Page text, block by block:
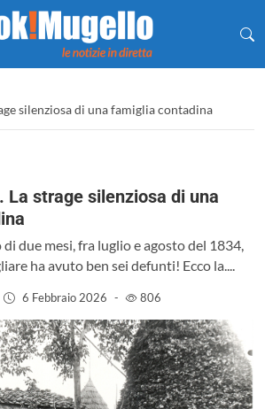
silenziosa di una famiglia contadina
La strage silenziosa di una
di due mesi, fra luglio e agosto del 1834,
ha avuto ben sei defunti! Ecco la....
6 Febbraio 2026 - 806